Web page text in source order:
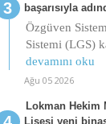
başarısıyla
Özgüven
Sistemi (LGS)
devamını oku
Ağu 05 2026
Lokman Hekim
Lisesi yeni